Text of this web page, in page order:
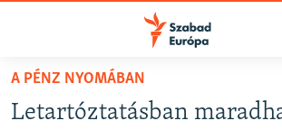
Akadálymentes
Ugrás
fő
A PÉNZ NYOMÁBAN
Letartóztatásban